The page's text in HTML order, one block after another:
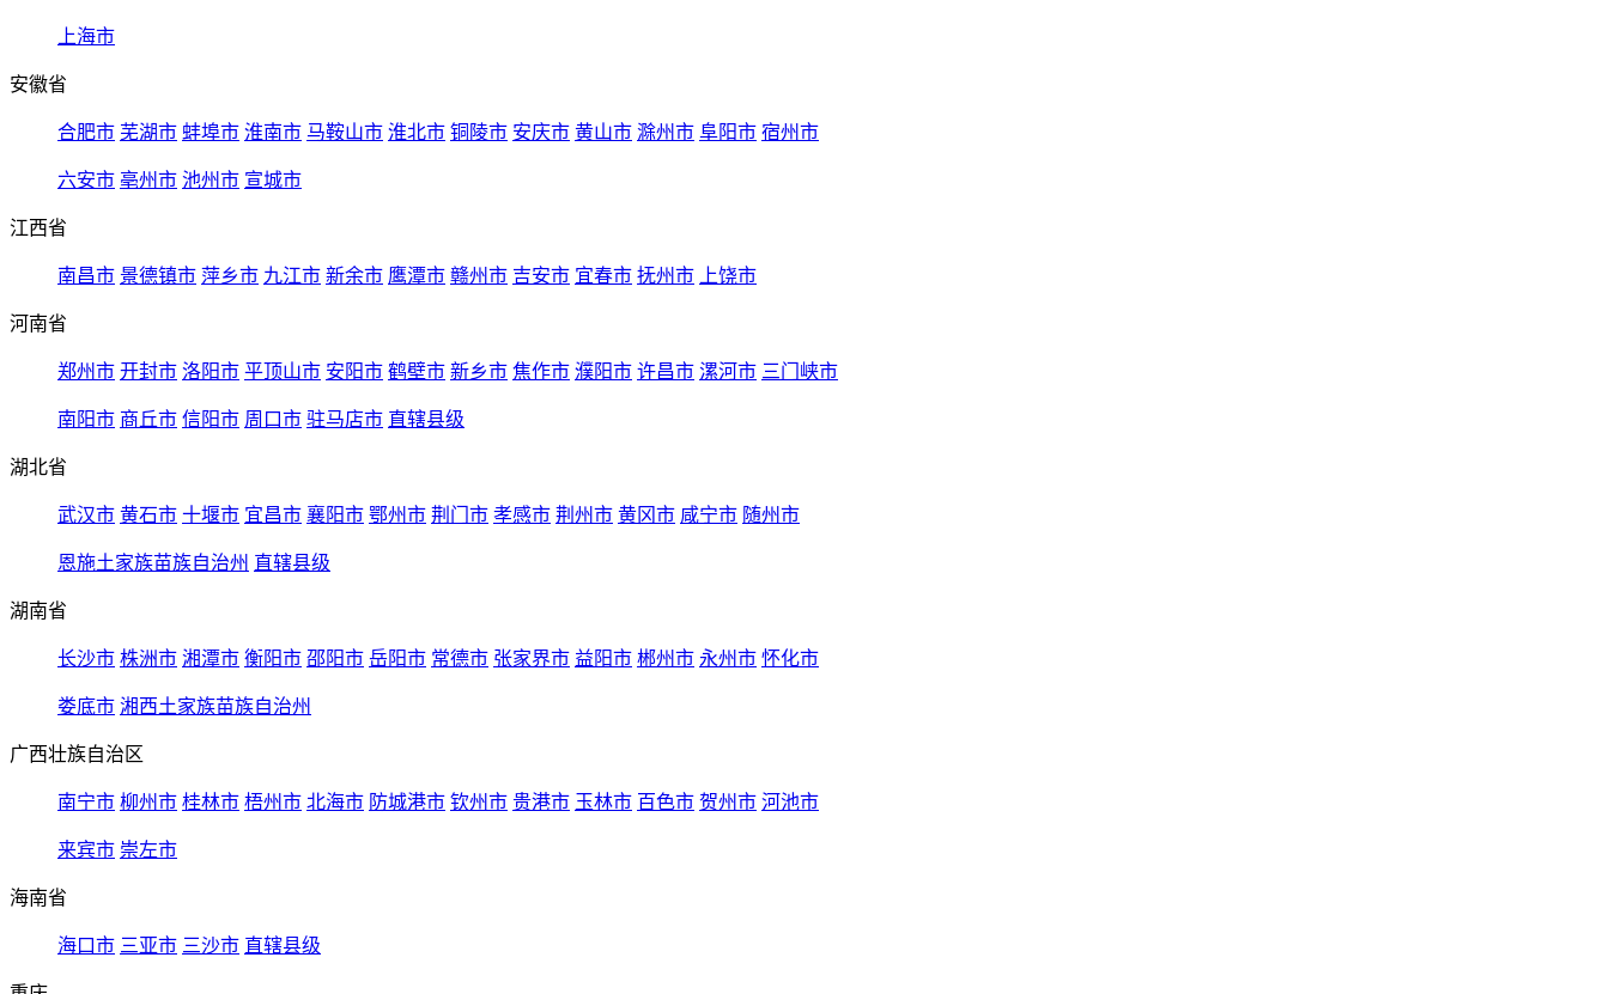
上海市
安徽省
合肥市 芜湖市 蚌埠市 淮南市 马鞍山市 淮北市 铜陵市 安庆市 黄山市 滁州市 阜阳市 宿州市
六安市 亳州市 池州市 宣城市
江西省
南昌市 景德镇市 萍乡市 九江市 新余市 鹰潭市 赣州市 吉安市 宜春市 抚州市 上饶市
河南省
郑州市 开封市 洛阳市 平顶山市 安阳市 鹤壁市 新乡市 焦作市 濮阳市 许昌市 漯河市 三门峡市
南阳市 商丘市 信阳市 周口市 驻马店市 直辖县级
湖北省
武汉市 黄石市 十堰市 宜昌市 襄阳市 鄂州市 荆门市 孝感市 荆州市 黄冈市 咸宁市 随州市
恩施土家族苗族自治州 直辖县级
湖南省
长沙市 株洲市 湘潭市 衡阳市 邵阳市 岳阳市 常德市 张家界市 益阳市 郴州市 永州市 怀化市
娄底市 湘西土家族苗族自治州
广西壮族自治区
南宁市 柳州市 桂林市 梧州市 北海市 防城港市 钦州市 贵港市 玉林市 百色市 贺州市 河池市
来宾市 崇左市
海南省
海口市 三亚市 三沙市 直辖县级